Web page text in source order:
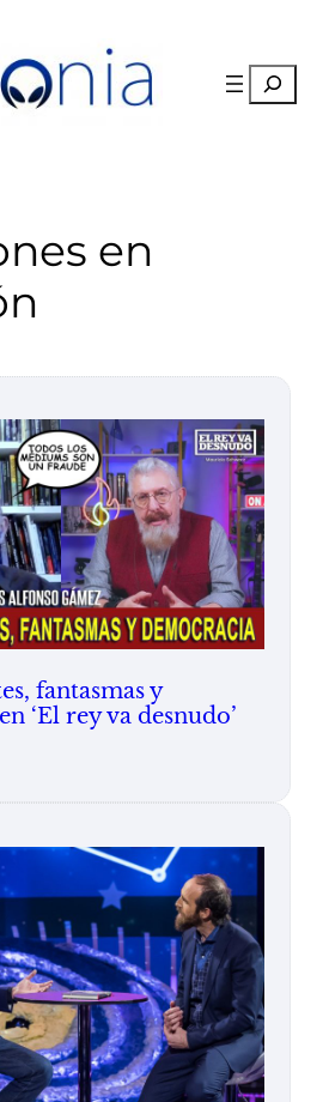
Buscar
en
fantasmas y
‘El rey va desnudo’